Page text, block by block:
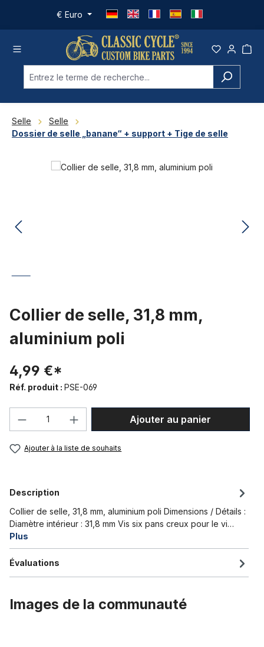
Passer au contenu principal
€ Euro
Selle
Selle
Dossier de selle „banane“ + support + Tige de selle
Ignorer la galerie d'images
Collier de selle, 31,8 mm,
aluminium poli
4,99 €*
Réf. produit : PSE-069
Quantité de produit : Entrez la
Ajouter au panier
Ajouter à la liste de souhaits
Description
Collier de selle, 31,8 mm, aluminium poli Dimensions / Détails :
Diamètre intérieur : 31,8 mm Vis six pans creux pour le vi…
Plus
Évaluations
Images de la communauté